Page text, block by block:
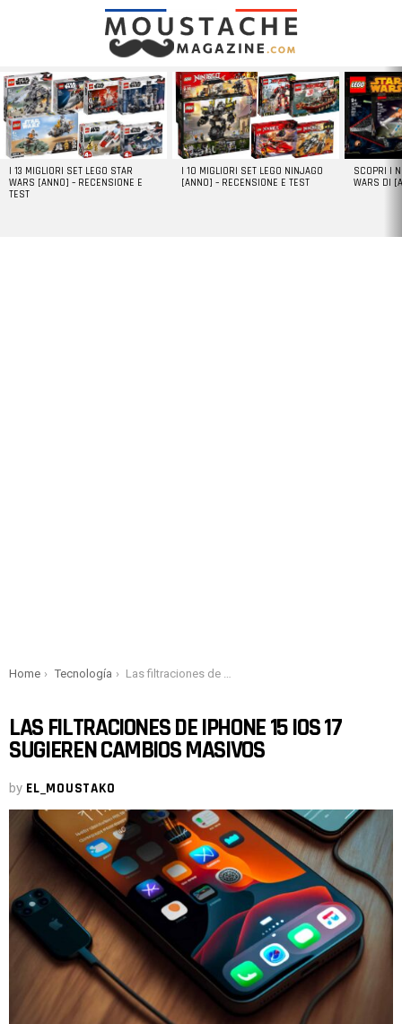
LATEST
STORIES
I 13 MIGLIORI SET LEGO STAR
WARS [ANNO] – RECENSIONE E
TEST
I 10 MIGLIORI SET LEGO NINJAGO
[ANNO] – RECENSIONE E TEST
SCOPRI I
WARS DI
You are here:
Home Tecnología Las filtraciones de iPhone 15 iOS 17 sugieren cambios masivos
LAS FILTRACIONES DE IPHONE 15 IOS 17
SUGIEREN CAMBIOS MASIVOS
by EL_MOUSTAKO